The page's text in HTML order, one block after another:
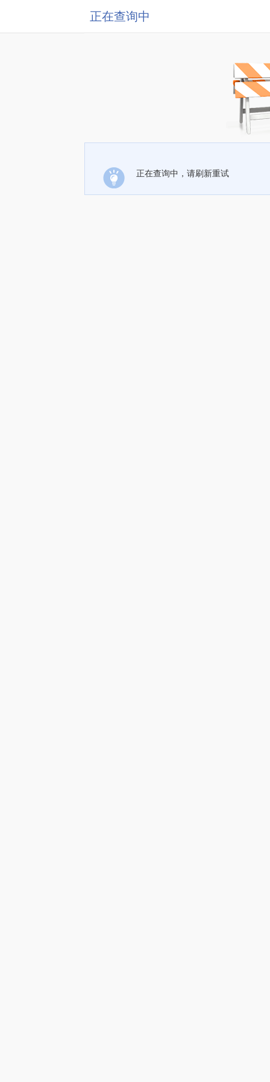
正在查询中
正在查询中，请刷新重试